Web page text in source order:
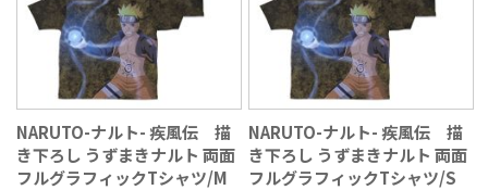
NARUTO-ナルト- 疾風伝 描
き下ろし うずまきナルト 両面
フルグラフィックTシャツ/M
NARUTO-ナルト- 疾風伝 描
き下ろし うずまきナルト 両面
フルグラフィックTシャツ/S